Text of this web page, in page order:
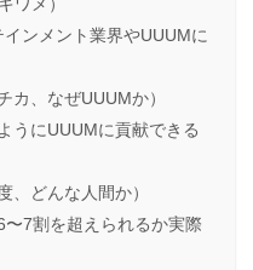
ンメント業界やUUUMに
、なぜUUUMか）
うにUUUMに貢献できる
どんな人間か）
7割を超えられるか実際